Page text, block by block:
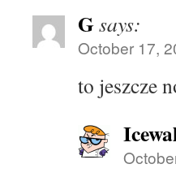
Gsays:
October 17,
to jeszcze